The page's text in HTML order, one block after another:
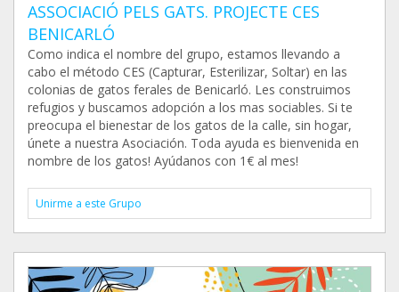
ASSOCIACIÓ PELS GATS. PROJECTE CES
BENICARLÓ
Como indica el nombre del grupo, estamos llevando a
cabo el método CES (Capturar, Esterilizar, Soltar) en las
colonias de gatos ferales de Benicarló. Les construimos
refugios y buscamos adopción a los mas sociables. Si te
preocupa el bienestar de los gatos de la calle, sin hogar,
únete a nuestra Asociación. Toda ayuda es bienvenida en
nombre de los gatos! Ayúdanos con 1€ al mes!
Unirme a este Grupo